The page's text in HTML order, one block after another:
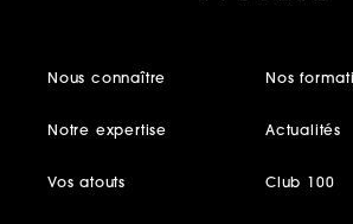
Nous connaître
Notre expertise
Vos atouts
Nos
Actualités
Club 100